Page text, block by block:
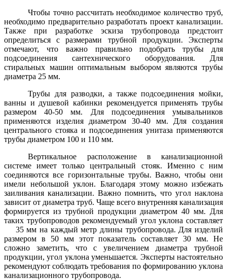
Чтобы точно рассчитать необходимое количество труб,
необходимо предварительно разработать проект канализации.
Также при разработке эскиза трубопровода предстоит
определиться с размерами трубной продукции. Эксперты
отмечают, что важно правильно подобрать трубы для
подсоединения сантехнического оборудования. Для
стиральных машин оптимальным выбором являются трубы
диаметра 25 мм.
Трубы для разводки, а также подсоединения мойки,
ванны и душевой кабинки рекомендуется применять трубы
размером 40-50 мм. Для подсоединения умывальников
применяются изделия диаметром 30-40 мм. Для создания
центрального стояка и подсоединения унитаза применяются
трубы диаметром 100 и 110 мм.
Вертикальное расположение в канализационной
системе имеет только центральный стояк. Именно с ним
соединяются все горизонтальные трубы. Важно, чтобы они
имели небольшой уклон. Благодаря этому можно избежать
заиливания канализации. Важно помнить, что угол наклона
зависит от диаметра труб. Чаще всего внутренняя канализация
формируется из трубной продукции диаметром 40 мм. Для
таких трубопроводов рекомендуемый угол уклона составляет
35 мм на каждый метр длины трубопровода. Для изделий
размером в 50 мм этот показатель составляет 30 мм. Не
сложно заметить, что с увеличением диаметра трубной
продукции, угол уклона уменьшается. Эксперты настоятельно
рекомендуют соблюдать требования по формированию уклона
канализационного трубопровода.